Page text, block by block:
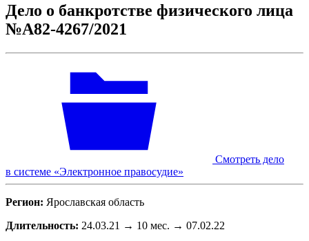
Дело о банкротстве физического лица
№А82-4267/2021
Смотреть дело
в системе «Электронное правосудие»
Регион: Ярославская область
Длительность: 24.03.21 → 10 мес. → 07.02.22